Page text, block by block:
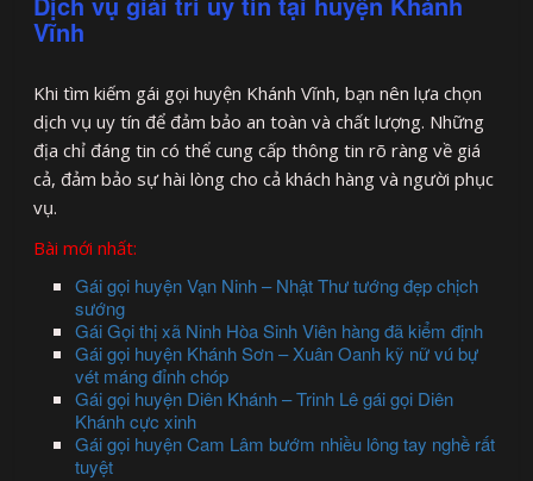
Vĩnh
Khi tìm kiếm gái gọi huyện Khánh Vĩnh, bạn nên lựa chọn
dịch vụ uy tín để đảm bảo an toàn và chất lượng. Những
địa chỉ đáng tin có thể cung cấp thông tin rõ ràng về giá
cả, đảm bảo sự hài lòng cho cả khách hàng và người phục
vụ.
Bài mới nhất:
Gái gọi huyện Vạn Ninh – Nhật Thư tướng đẹp chịch
sướng
Gái Gọi thị xã Ninh Hòa Sinh Viên hàng đã kiểm định
Gái gọi huyện Khánh Sơn – Xuân Oanh kỹ nữ vú bự
vét máng đỉnh chóp
Gái gọi huyện Diên Khánh – Trinh Lê gái gọi Diên
Khánh cực xinh
Gái gọi huyện Cam Lâm bướm nhiều lông tay nghề rất
tuyệt